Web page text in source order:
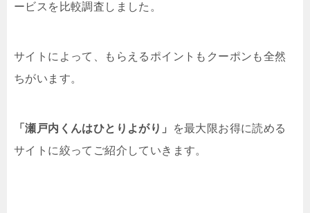
ービスを比較調査しました。
サイトによって、もらえるポイントもクーポンも全然
ちがいます。
「瀬戸内くんはひとりよがり」
を最大限お得に読める
サイトに絞ってご紹介していきます。